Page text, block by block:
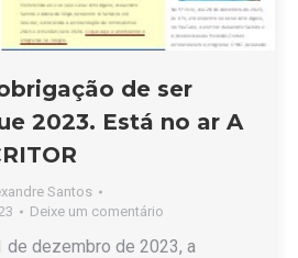
de ser
2023. Está no ar A
Santos
Deixe um comentário
de dezembro de 2023, a